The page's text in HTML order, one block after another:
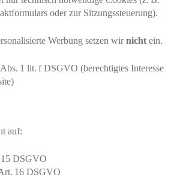
oder zur Sitzungssteuerung).
Werbung setzen wirnicht ein.
1 lit. f DSGVO (berechtigtes Interesse
auf:
DSGVO
16 DSGVO